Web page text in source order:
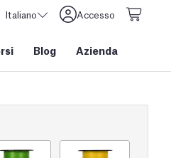
Italiano Accesso
Blog Azienda